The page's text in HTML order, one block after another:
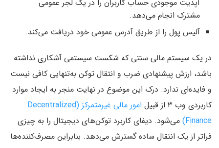
آپدیت موجودی حساب کاربران را در یک لجر عمومی
مشترک انجام می‌دهد.
آلیس پول را از طریق آدرس عمومی خود دریافت می‌کند.
در یک سیستم مالی سنتی که شکست سیستمی آشکاری نداشته
باشد، ارزش پیشنهادی ضرب و انتقال توکن به‌تنهایی کافی نیست
و فایده‌ای ندارد. درک این موضوع در نهایت منجر به ایجاد موارد
کاربردی وب ۳ از قبیل
امور مالی غیرمتمرکز (Decentralized
Finance) می‌شود. دیفای کاربرد توکن‌های دیجیتال را به چیزی
فراتر از یک انتقال ساده گسترش می‌دهد. بنابراین مصرف‌کننده‌ها